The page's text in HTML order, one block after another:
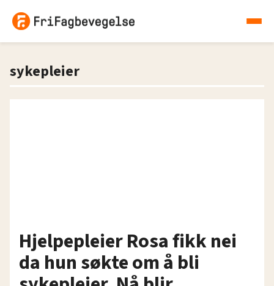
sykepleier
Hjelpepleier Rosa fikk nei
da hun søkte om å bli